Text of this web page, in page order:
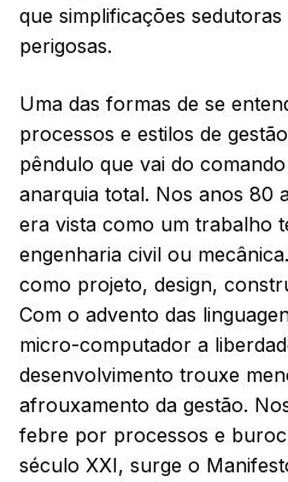
que simplificações
perigosas.
Uma das formas de se
processos e estilos de
pêndulo que vai do
anarquia total. Nos anos 80
era vista como um trabalho
engenharia civil ou
como projeto, design,
Com o advento das
micro-computador a
desenvolvimento trouxe
afrouxamento da gestão.
febre por processos e
século XXI, surge o